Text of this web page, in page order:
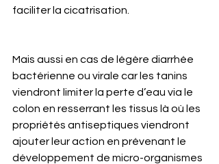
faciliter la cicatrisation.
Mais aussi en cas de légère diarrhée
bactérienne ou virale car les tanins
viendront limiter la perte d’eau via le
colon en resserrant les tissus là où les
propriétés antiseptiques viendront
ajouter leur action en prévenant le
développement de micro-organismes